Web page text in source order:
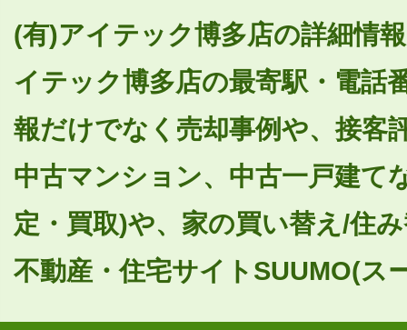
(有)アイテック博多店の詳細情
イテック博多店の最寄駅・電話
報だけでなく売却事例や、接客
中古マンション、中古一戸建て
定・買取)や、家の買い替え/住
不動産・住宅サイトSUUMO(ス